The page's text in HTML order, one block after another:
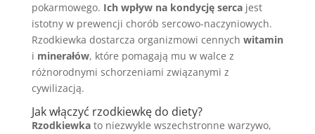
pokarmowego. Ich wpływ na kondycję sercajest
istotny w prewencji chorób sercowo-naczyniowych.
Rzodkiewka dostarcza organizmowi cennych witamin
i minerałów, które pomagają mu w walce z
różnorodnymi schorzeniami związanymi z
cywilizacją.
Jak włączyć rzodkiewkę do diety?
Rzodkiewkato niezwykle wszechstronne warzywo,